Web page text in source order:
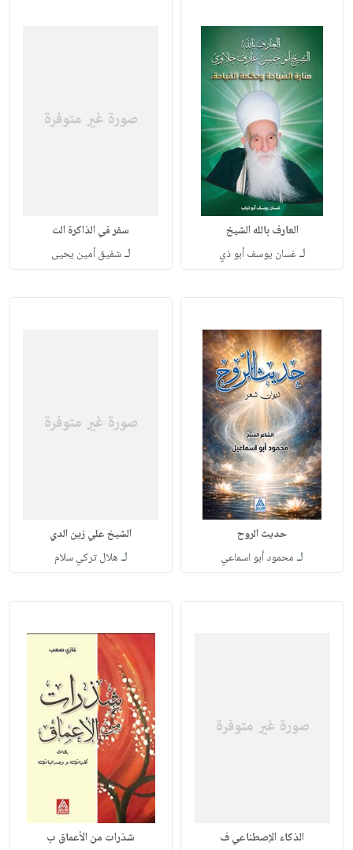
العارف بالله الشيخ
لـغسان يوسف أبو ذي
سفر في الذاكرة الت
لـشفيق أمين يحيى
حديث الروح
لـ محمود أبو اسماعي
الشيخ علي زين الدي
لـ هلال تركي سلام
الذكاء الإصطناعي ف شذرات من الأعماق ب